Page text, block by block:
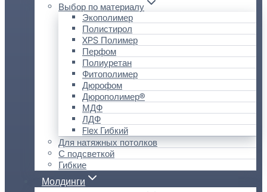
Выбор по материалу
Экополимер
Полистирол
XPS Полимер
Перфом
Полиуретан
Фитополимер
Дюрофом
Дюрополимер®
МДФ
ЛДФ
Flex Гибкий
Для натяжных потолков
С подсветкой
Гибкие
Молдинги